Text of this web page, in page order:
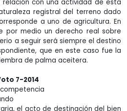
con una actividad de esta
registral del terreno dado
a uno de agricultura. En
por medio un derecho real sobre
a seguir será siempre el destino
que en este caso fue la
de palma aceitera.
7-2014
el acto de destinación del bien